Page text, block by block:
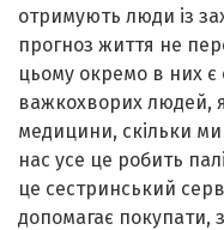
отримують люди із
прогноз життя не
цьому окремо в них є
важкохворих людей,
медицини, скільки ми
нас усе це робить
це сестринський
допомагає покупати,